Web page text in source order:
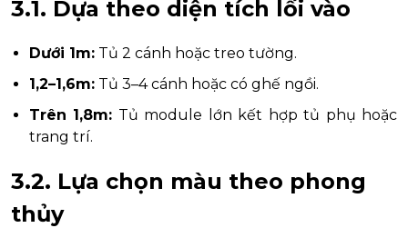
3.1. Dựa theo diện tích lối vào
Dưới 1m: Tủ 2 cánh hoặc treo tường.
1,2–1,6m: Tủ 3–4 cánh hoặc có ghế ngồi.
Trên 1,8m: Tủ module lớn kết hợp tủ phụ hoặc
trang trí.
3.2. Lựa chọn màu theo phong
thủy